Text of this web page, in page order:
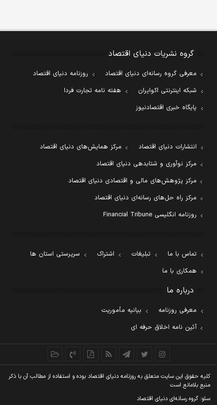
گروه نشریات دنیای اقتصاد
معرفی گروه رسانه‌ای دنیای اقتصاد
روزنامه دنیای اقتصاد
شبکه اینترنتی اکوایران
هفته نامه تجارت فردا
پایگاه خبری اقتصادنیوز
انتشارات دنیای اقتصاد
مرکز همایش‌های دنیای اقتصاد
مرکز نوآوری و شتابدهی دنیای اقتصاد
مرکز پژوهش‌های مالی و اقتصادی دنیای اقتصاد
مرکز راه حل‌های رسانه‌ای دنیای اقتصاد
روزنامه انگلیسی Financial Tribune
تماس با ما تبلیغات اشتراک
سرپرستی استان ها
همکاری با ما
درباره ما
معرفی روزنامه
بیانیه مأموریت
آئین نامه اخلاق حرفه ای
کليه حقوق اين سايت متعلق به روزنامه دنيای اقتصاد بوده و استفاده از مطالب آن با ذکر
منبع بلامانع است
سئو: گروه رسانه‌ای دنیای اقتصاد